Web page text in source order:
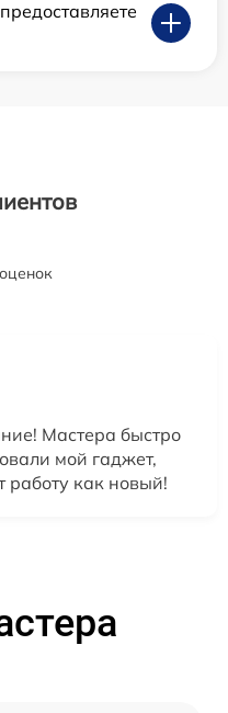
Мастера быстро
мой гаджет,
работу как новый!